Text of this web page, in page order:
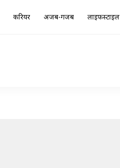
करियर अजब-गजब लाइफस्टाइल